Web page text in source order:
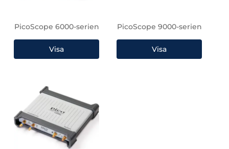
PicoScope 6000-serien PicoScope 9000-serien